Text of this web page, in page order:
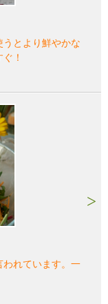
とより鮮やかな
！
われています。一